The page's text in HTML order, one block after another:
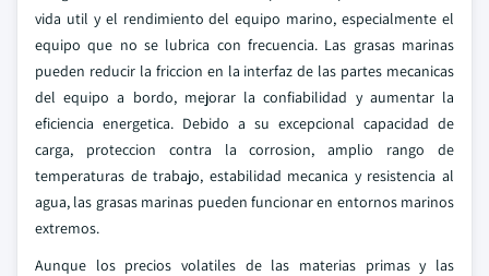
vida util y el rendimiento del equipo marino, especialmente el
equipo que no se lubrica con frecuencia. Las grasas marinas
pueden reducir la friccion en la interfaz de las partes mecanicas
del equipo a bordo, mejorar la confiabilidad y aumentar la
eficiencia energetica. Debido a su excepcional capacidad de
carga, proteccion contra la corrosion, amplio rango de
temperaturas de trabajo, estabilidad mecanica y resistencia al
agua, las grasas marinas pueden funcionar en entornos marinos
extremos.
Aunque los precios volatiles de las materias primas y las